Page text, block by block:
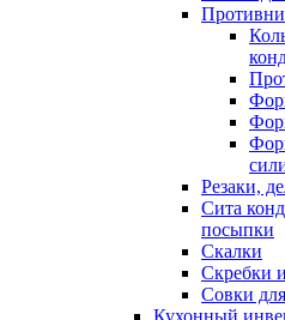
Резаки,
Сита
посыпки
Скалки
Скребки
Совки
Кухонный